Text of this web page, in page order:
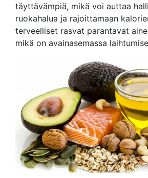
täyttävämpiä, mikä voi auttaa
ruokahalua ja rajoittamaan
terveelliset rasvat parantavat
mikä on avainasemassa